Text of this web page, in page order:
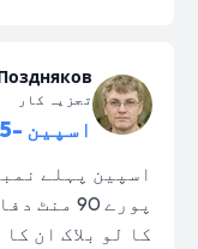
تجزیہ کار
اسپین -1.5
اسپین پہلے
پورے 90
کا لو بلاک ان